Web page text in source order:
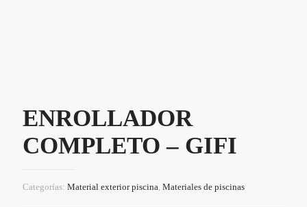
ENROLLADOR
COMPLETO – GIFI
Categorías: Material exterior piscina, Materiales de piscinas